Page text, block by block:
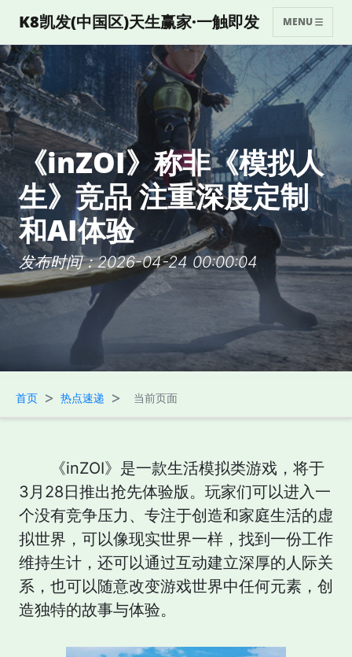
K8凯发(中国区)天生赢家·一触即发 MENU
《inZOI》称非《模拟人
生》竞品 注重深度定制
和AI体验
发布时间：2026-04-24 00:00:04
首页 > 热点速递 > 当前页面
《inZOI》是一款生活模拟类游戏，将于
3月28日推出抢先体验版。玩家们可以进入一
个没有竞争压力、专注于创造和家庭生活的虚
拟世界，可以像现实世界一样，找到一份工作
维持生计，还可以通过互动建立深厚的人际关
系，也可以随意改变游戏世界中任何元素，创
造独特的故事与体验。